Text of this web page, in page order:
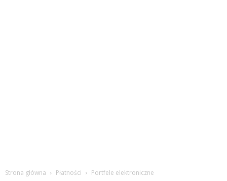
Strona główna Płatności Portfele elektroniczne